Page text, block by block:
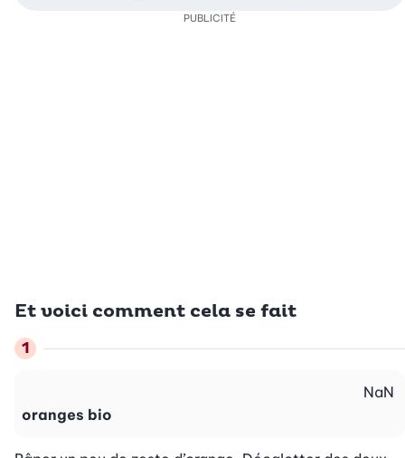
Et voici comment cela se fait
oranges bio
NaN
PUBLICITÉ